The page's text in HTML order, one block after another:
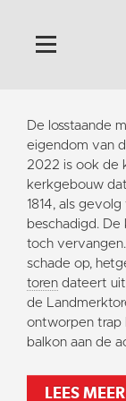
Home
Algemeen
Historie
Omgeving
Activiteiten
Doneer
Contact
Vaktaal
De losstaande
eigendom van
2022 is ook de
kerkgebouw
1814, als
beschadigd.
toch
schade op,
toren dateert uit
de
ontworpen trap
balkon aan de
LEES MEER